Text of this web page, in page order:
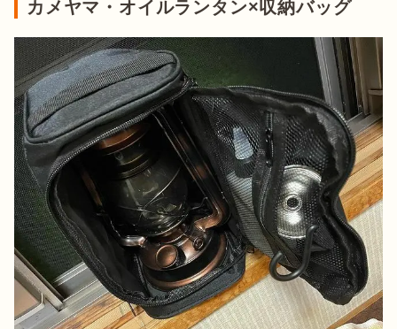
カメヤマ・オイルランタン×収納バッグ